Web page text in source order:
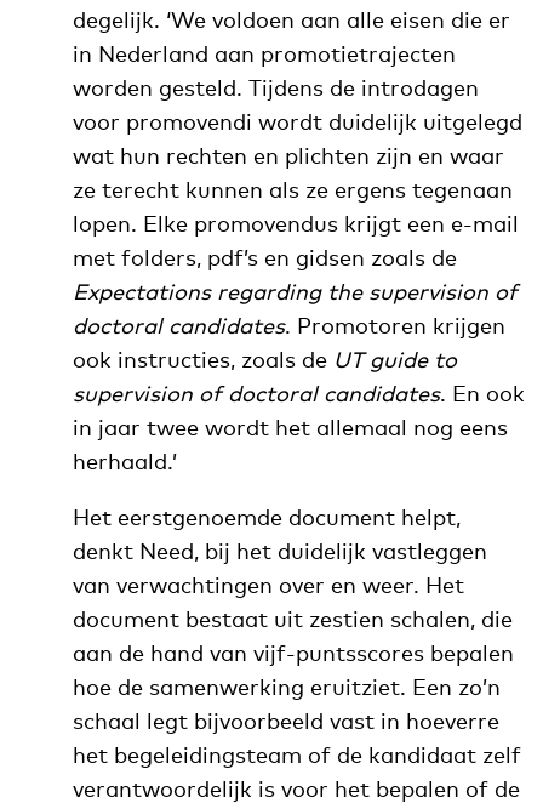
degelijk. ‘We voldoen aan alle eisen die er
in Nederland aan promotietrajecten
worden gesteld. Tijdens de introdagen
voor promovendi wordt duidelijk uitgelegd
wat hun rechten en plichten zijn en waar
ze terecht kunnen als ze ergens tegenaan
lopen. Elke promovendus krijgt een e-mail
met folders, pdf’s en gidsen zoals de
Expectations regarding the supervision of
doctoral candidates. Promotoren krijgen
ook instructies, zoals de UT guide to
supervision of doctoral candidates. En ook
in jaar twee wordt het allemaal nog eens
herhaald.’
Het eerstgenoemde document helpt,
denkt Need, bij het duidelijk vastleggen
van verwachtingen over en weer. Het
document bestaat uit zestien schalen, die
aan de hand van vijf-puntsscores bepalen
hoe de samenwerking eruitziet. Een zo’n
schaal legt bijvoorbeeld vast in hoeverre
het begeleidingsteam of de kandidaat zelf
verantwoordelijk is voor het bepalen of de